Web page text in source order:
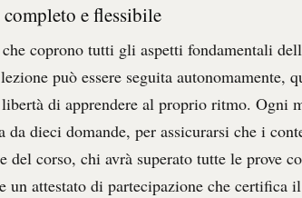
e flessibile
coprono tutti gli aspetti fondamentali
può essere seguita autonomamente,
di apprendere al proprio ritmo. Ogni
da dieci domande, per assicurarsi che i
corso, chi avrà superato tutte le prove
un attestato di partecipazione che certifica il